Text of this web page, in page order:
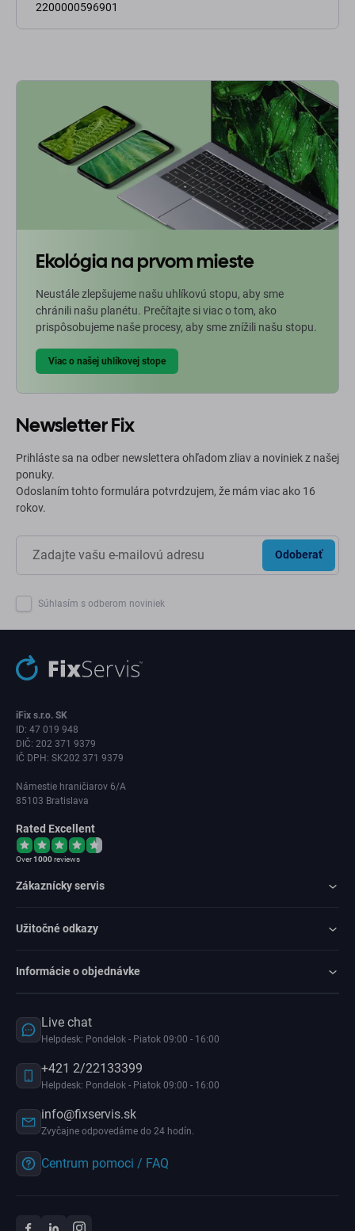
2200000596901
Ekológia na prvom mieste
Neustále zlepšujeme našu uhlíkovú stopu, aby sme
chránili našu planétu. Prečítajte si viac o tom, ako
prispôsobujeme naše procesy, aby sme znížili našu stopu.
Viac o našej uhlíkovej stope
Newsletter Fix
Prihláste sa na odber newslettera ohľadom zliav a noviniek z našej
ponuky.
Odoslaním tohto formulára potvrdzujem, že mám viac ako 16
rokov.
Odoberať
Súhlasím s odberom noviniek
iFix s.r.o. SK
ID: 47 019 948
DIČ: 202 371 9379
IČ DPH: SK202 371 9379
Námestie hraničiarov 6/A
85103 Bratislava
Rated Excellent
Over1000reviews
Zákaznícky servis
Užitočné odkazy
Informácie o objednávke
Live chat
Helpdesk: Pondelok - Piatok 09:00 - 16:00
+421 2/22133399
Helpdesk: Pondelok - Piatok 09:00 - 16:00
info@fixservis.sk
Zvyčajne odpovedáme do 24 hodín.
Centrum pomoci / FAQ